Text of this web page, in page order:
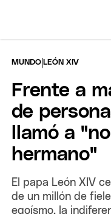
MUNDO |LEÓN XIV
Frente a
de
llamó a
hermano"
El papa León XIV
de un millón de
egoísmo, la